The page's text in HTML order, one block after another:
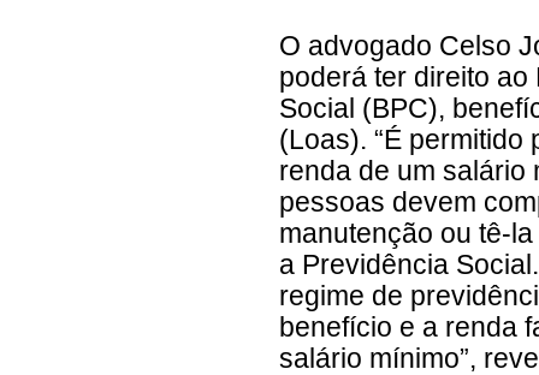
O advogado Celso
poderá ter direito
Social (BPC),
(Loas). “É
renda de um salário
pessoas devem
manutenção ou tê-
a Previdência
regime de
benefício e a renda
salário mínimo”,